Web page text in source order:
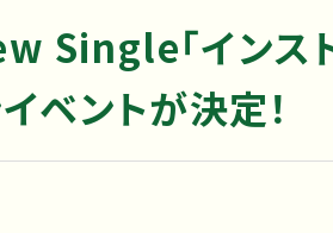
Single「インス
ベントが決定！